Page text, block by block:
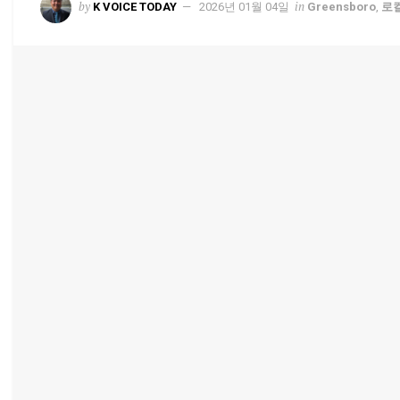
by K VOICE TODAY 2026년 01월 04일 in Greensboro 로